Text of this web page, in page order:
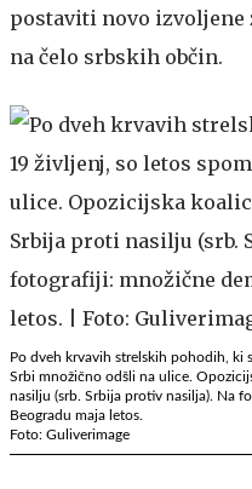
postaviti novo izvoljene
na čelo srbskih občin.
Po dveh krvavih strelskih pohodih, ki
Srbi množično odšli na ulice.
nasilju (srb. Srbija protiv nasilja). Na
Beogradu maja letos.
Foto: Guliverimage